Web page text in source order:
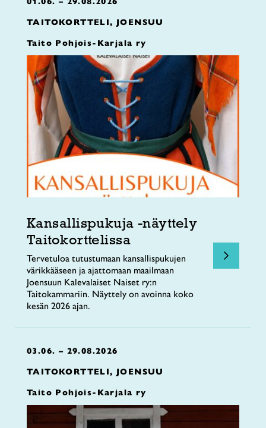
TAITOKORTTELI, JOENSUU
Taito Pohjois-Karjala ry
Kansallispukuja -näyttely
Taitokorttelissa
Tervetuloa tutustumaan kansallispukujen
värikkääseen ja ajattomaan maailmaan
Joensuun Kalevalaiset Naiset ry:n
Taitokammariin. Näyttely on avoinna koko
kesän 2026 ajan.
03.06. – 29.08.2026
TAITOKORTTELI, JOENSUU
Taito Pohjois-Karjala ry